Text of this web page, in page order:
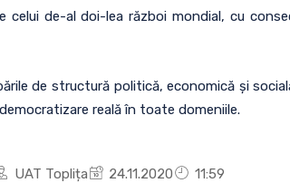
de-al doi-lea război mondial, cu
de structură politică, economică şi
reală în toate domeniile.
UAT Toplița 24.11.2020 11:59